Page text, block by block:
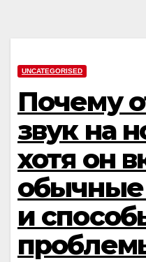
UNCATEGORISED
Почему
звук на
хотя он
и